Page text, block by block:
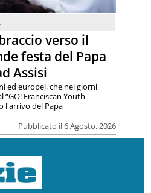
verso il
festa del Papa
Assisi
Pubblicato il 6 Agosto, 2026
ed europei, che nei giorni
Franciscan Youth
l'arrivo del Papa